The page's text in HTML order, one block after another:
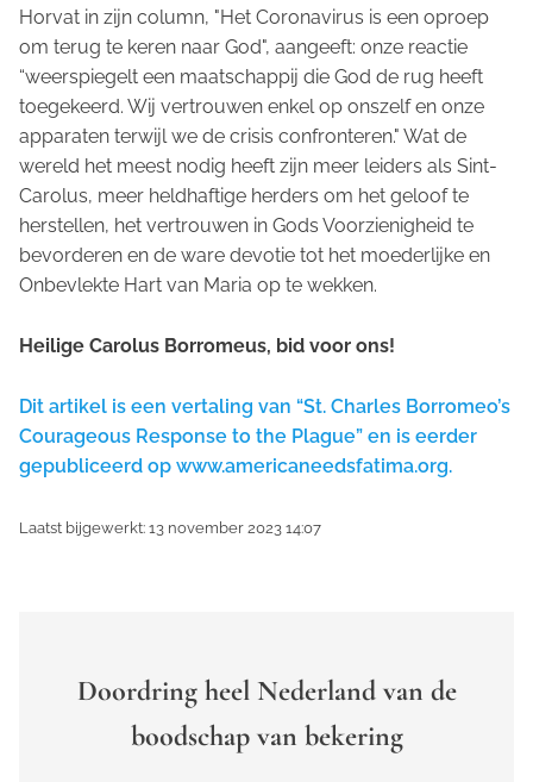
Horvat in zijn column, "Het Coronavirus is een oproep
om terug te keren naar God", aangeeft: onze reactie
“weerspiegelt een maatschappij die God de rug heeft
toegekeerd. Wij vertrouwen enkel op onszelf en onze
apparaten terwijl we de crisis confronteren." Wat de
wereld het meest nodig heeft zijn meer leiders als Sint-
Carolus, meer heldhaftige herders om het geloof te
herstellen, het vertrouwen in Gods Voorzienigheid te
bevorderen en de ware devotie tot het moederlijke en
Onbevlekte Hart van Maria op te wekken.
Heilige Carolus Borromeus, bid voor ons!
Dit artikel is een vertaling van “St. Charles Borromeo’s
Courageous Response to the Plague” en is eerder
gepubliceerd op www.americaneedsfatima.org.
Laatst bijgewerkt: 13 november 2023 14:07
Doordring heel Nederland van de
boodschap van bekering